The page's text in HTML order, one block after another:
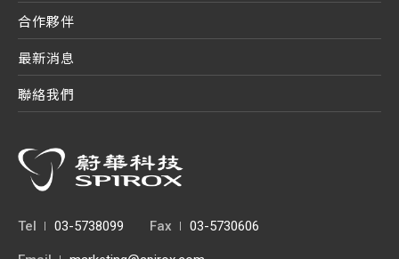
合作夥伴
最新消息
聯絡我們
Tel 03-5738099 Fax 03-5730606